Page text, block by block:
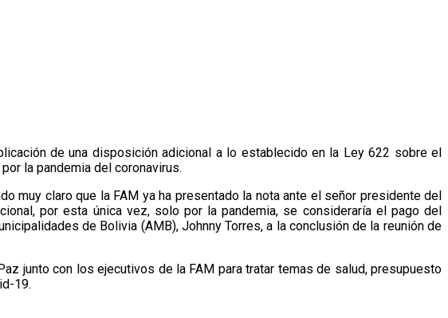
de una disposición adicional a lo establecido en la Ley 622 sobre el
la pandemia del coronavirus.
muy claro que la FAM ya ha presentado la nota ante el señor presidente del
por esta única vez, solo por la pandemia, se consideraría el pago del
de Bolivia (AMB), Johnny Torres, a la conclusión de la reunión de
junto con los ejecutivos de la FAM para tratar temas de salud, presupuesto
19.